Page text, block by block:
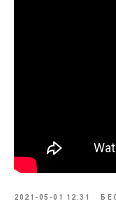
2021-05-01 12:31